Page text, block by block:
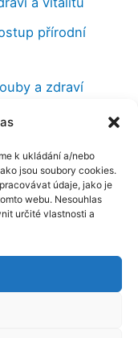
k ukládání a/nebo
jsou soubory cookies.
údaje, jako je
webu. Nesouhlas
určité vlastnosti a
přírodní
a zdraví
v medicíně
paměť
| Elanatura